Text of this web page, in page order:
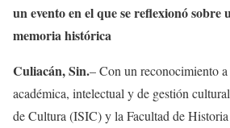
un evento en el que se reflexionósobre
memoria histórica
Culiacán, Sin.– Con un reconocimiento a
académica, intelectual y de gestión
de Cultura (ISIC) y la Facultad de